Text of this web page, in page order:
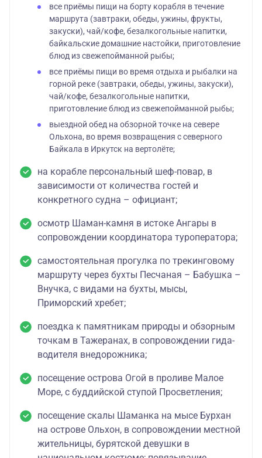
все приёмы пищи на борту корабля в течение
маршрута (завтраки, обеды, ужины, фрукты,
закуски), чай/кофе, безалкогольные напитки,
байкальские домашние настойки, приготовление
блюд из свежепойманной рыбы;
все приёмы пищи во время отдыха и рыбалки на
горной реке (завтраки, обеды, ужины, закуски),
чай/кофе, безалкогольные напитки,
приготовление блюд из свежепойманной рыбы;
выездной обед на обзорной точке на севере
Ольхона, во время возвращения с северного
Байкала в Иркутск на вертолёте;
на корабле персональный шеф-повар, в
зависимости от количества гостей и
конкретного судна – официант;
осмотр Шаман-камня в истоке Ангары в
сопровождении координатора туроператора;
самостоятельная прогулка по трекинговому
маршруту через бухты Песчаная – Бабушка –
Внучка, с видами на бухты, мысы,
Приморский хребет;
поездка к памятникам природы и обзорным
точкам в Тажеранах, в сопровождении гида-
водителя внедорожника;
посещение острова Огой в проливе Малое
Море, с буддийской ступой Просветления;
посещение скалы Шаманка на мысе Бурхан
на острове Ольхон, в сопровождении местной
жительницы, бурятской девушки в